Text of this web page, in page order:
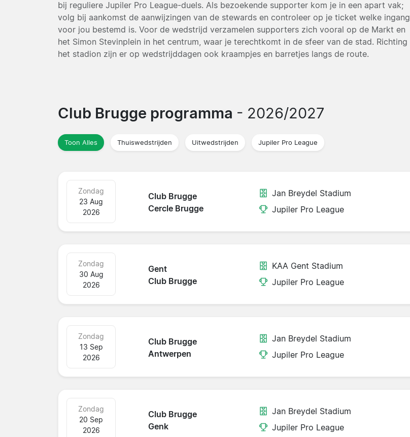
bij reguliere Jupiler Pro League-duels. Als bezoekende supporter kom je in een apart vak;
volg bij aankomst de aanwijzingen van de stewards en controleer op je ticket welke ingang
voor jou bestemd is. Voor de wedstrijd verzamelen supporters zich vooral op de Markt en
het Simon Stevinplein in het centrum, waar je terechtkomt in de sfeer van de stad. Richting
het stadion zijn er op wedstrijddagen ook kraampjes en barretjes langs de route.
Club Brugge programma - 2026/2027
Toon Alles Thuiswedstrijden Uitwedstrijden Jupiler Pro League
Club Brugge
Cercle Brugge
Zondag
23 Aug
2026
Jan Breydel Stadium
Jupiler Pro League
Gent
Club Brugge
Zondag
30 Aug
2026
KAA Gent Stadium
Jupiler Pro League
Club Brugge
Antwerpen
Zondag
13 Sep
2026
Jan Breydel Stadium
Jupiler Pro League
Club Brugge
Genk
Zondag
20 Sep
2026
Jan Breydel Stadium
Jupiler Pro League